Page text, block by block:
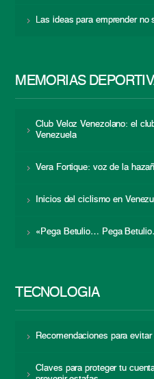
Las ideas para emprender
MEMORIAS
Club Veloz Venezolano: el
Venezuela
Vera Fortique: voz de la
Inicios del ciclismo en
«Pega Betulio… Pega
TECNOLOGÍA
Recomendaciones para
Claves para proteger tu